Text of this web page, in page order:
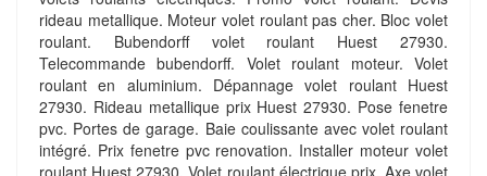
rideau metallique. Moteur volet roulant pas cher. Bloc volet
roulant. Bubendorff volet roulant Huest 27930.
Telecommande bubendorff. Volet roulant moteur. Volet
roulant en aluminium. Dépannage volet roulant Huest
27930. Rideau metallique prix Huest 27930. Pose fenetre
pvc. Portes de garage. Baie coulissante avec volet roulant
intégré. Prix fenetre pvc renovation. Installer moteur volet
roulant Huest 27930. Volet roulant électrique prix. Axe volet